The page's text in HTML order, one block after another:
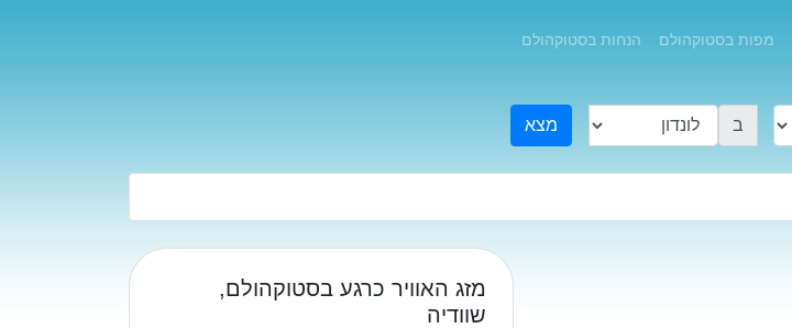
מפות בסטוקהולם הנחות בסטוקהולם
ב מצא
מזג האוויר כרגע בסטוקהולם,
שוודיה